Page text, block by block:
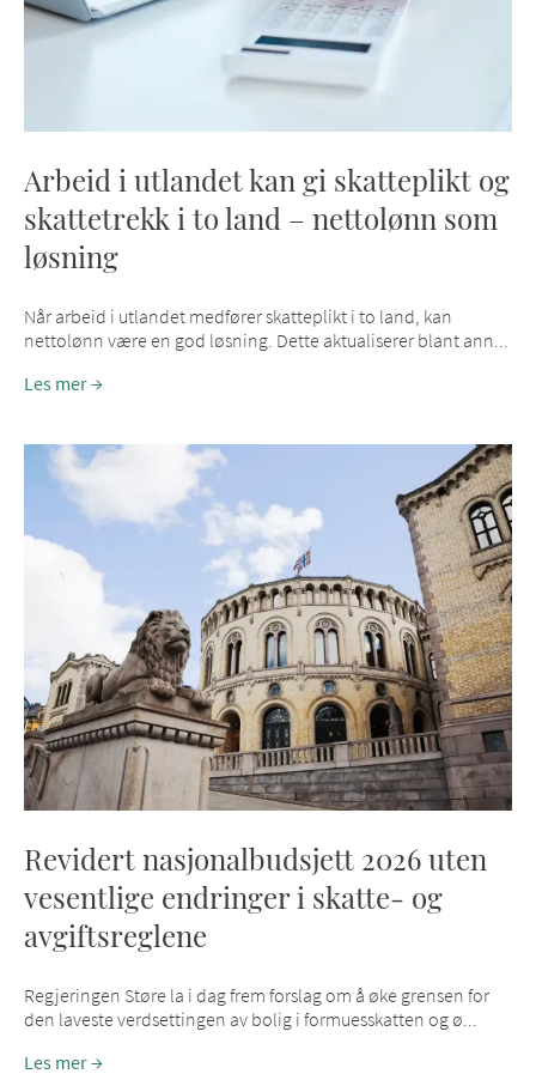
Arbeid i utlandet kan gi skatteplikt og
skattetrekk i to land – nettolønn som
løsning
Når arbeid i utlandet medfører skatteplikt i to land, kan
nettolønn være en god løsning. Dette aktualiserer blant ann...
Les mer
Revidert nasjonalbudsjett 2026 uten
vesentlige endringer i skatte- og
avgiftsreglene
Regjeringen Støre la i dag frem forslag om å øke grensen for
den laveste verdsettingen av bolig i formuesskatten og ø...
Les mer